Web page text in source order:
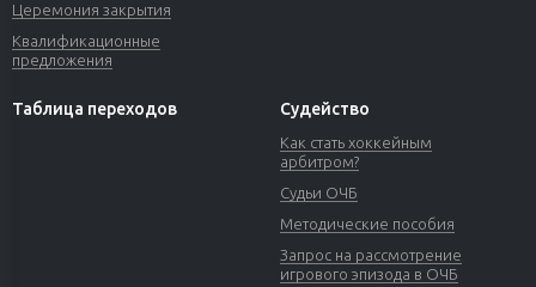
Церемония закрытия
Квалификационные
предложения
Таблица переходов Судейство
Как стать хоккейным
арбитром?
Судьи ОЧБ
Методические пособия
Запрос на рассмотрение
игрового эпизода в ОЧБ